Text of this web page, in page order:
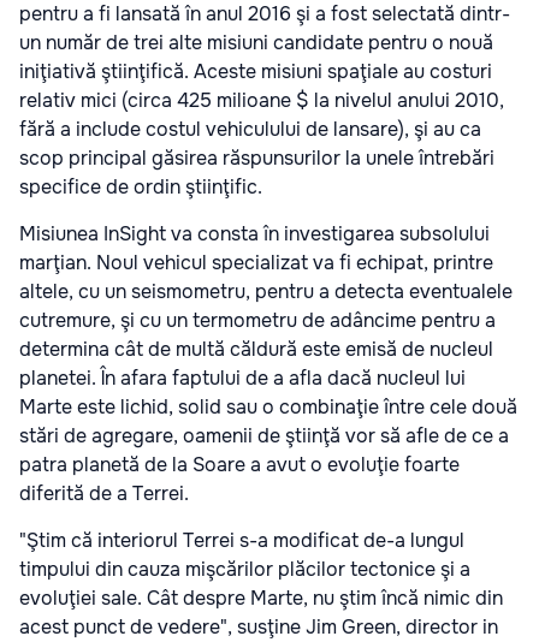
pentru a fi lansată în anul 2016 şi a fost selectată dintr-
un număr de trei alte misiuni candidate pentru o nouă
iniţiativă ştiinţifică. Aceste misiuni spaţiale au costuri
relativ mici (circa 425 milioane $ la nivelul anului 2010,
fără a include costul vehiculului de lansare), şi au ca
scop principal găsirea răspunsurilor la unele întrebări
specifice de ordin ştiinţific.
Misiunea InSight va consta în investigarea subsolului
marţian. Noul vehicul specializat va fi echipat, printre
altele, cu un seismometru, pentru a detecta eventualele
cutremure, şi cu un termometru de adâncime pentru a
determina cât de multă căldură este emisă de nucleul
planetei. În afara faptului de a afla dacă nucleul lui
Marte este lichid, solid sau o combinaţie între cele două
stări de agregare, oamenii de ştiinţă vor să afle de ce a
patra planetă de la Soare a avut o evoluţie foarte
diferită de a Terrei.
"Ştim că interiorul Terrei s-a modificat de-a lungul
timpului din cauza mişcărilor plăcilor tectonice şi a
evoluţiei sale. Cât despre Marte, nu ştim încă nimic din
acest punct de vedere", susţine Jim Green, director in